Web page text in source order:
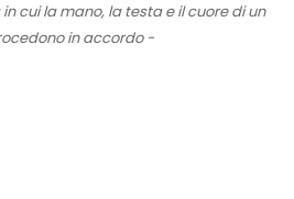
cui la mano, la testa e il cuore di un
in accordo -